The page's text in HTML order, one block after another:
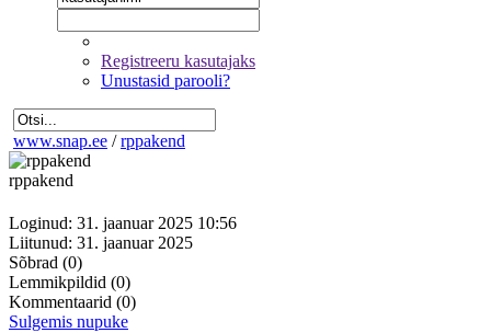
Registreeru kasutajaks
Unustasid parooli?
www.snap.ee / rppakend
rppakend
Loginud: 31. jaanuar 2025 10:56
Liitunud: 31. jaanuar 2025
Sõbrad (0)
Lemmikpildid (0)
Kommentaarid (0)
Sulgemis nupuke